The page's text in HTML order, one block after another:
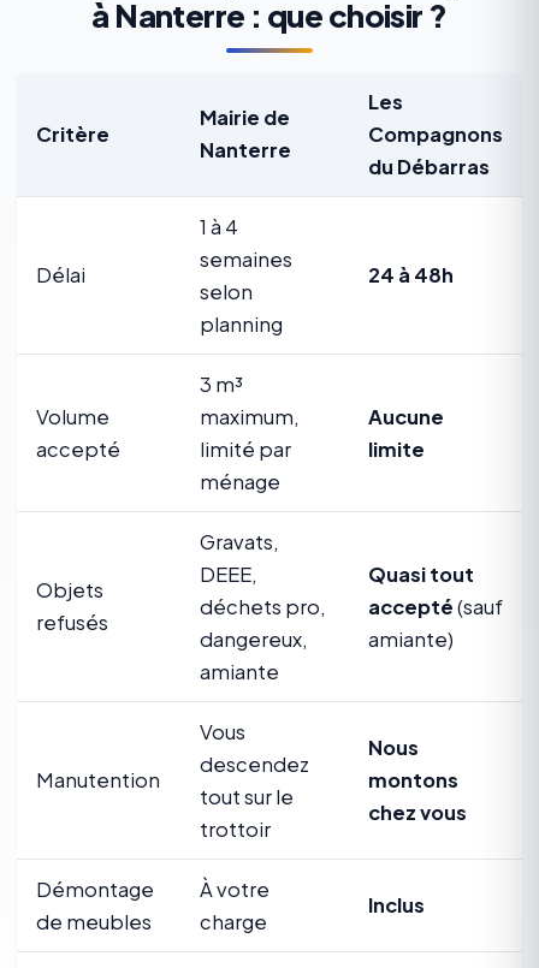
à Nanterre : que choisir ?
Critère
Mairie de
Nanterre
Les
Compagnons
du Débarras
Délai
1 à 4
semaines
selon
planning
24 à 48h
Volume
accepté
3 m³
maximum,
limité par
ménage
Aucune
limite
Objets
refusés
Gravats,
DEEE,
déchets pro,
dangereux,
amiante
Quasi tout
accepté(sauf
amiante)
Manutention
Vous
descendez
tout sur le
trottoir
Nous
montons
chez vous
Démontage
de meubles
À votre
charge
Inclus